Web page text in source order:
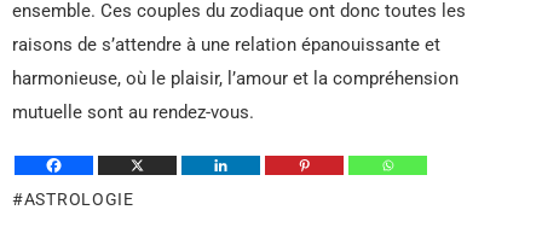
ensemble. Ces couples du zodiaque ont donc toutes les
raisons de s’attendre à une relation épanouissante et
harmonieuse, où le plaisir, l’amour et la compréhension
mutuelle sont au rendez-vous.
ASTROLOGIE